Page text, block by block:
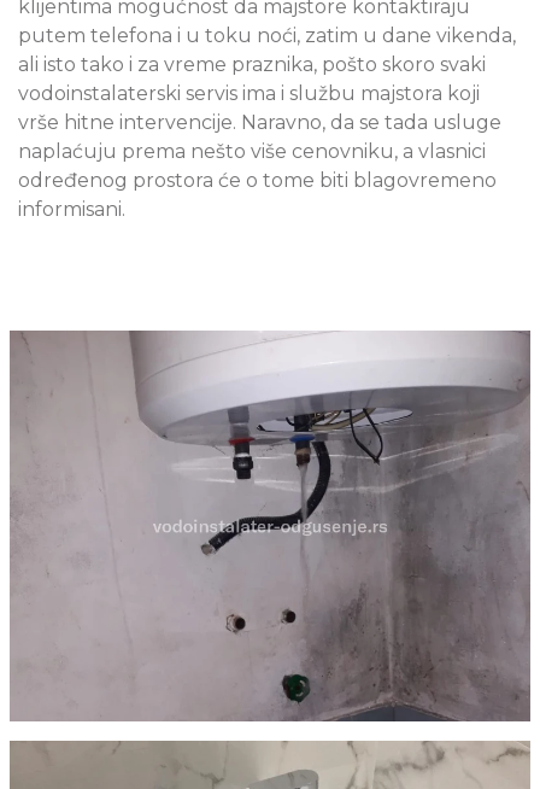
klijentima mogućnost da majstore kontaktiraju
putem telefona i u toku noći, zatim u dane vikenda,
ali isto tako i za vreme praznika, pošto skoro svaki
vodoinstalaterski servis ima i službu majstora koji
vrše hitne intervencije. Naravno, da se tada usluge
naplaćuju prema nešto više cenovniku, a vlasnici
određenog prostora će o tome biti blagovremeno
informisani.